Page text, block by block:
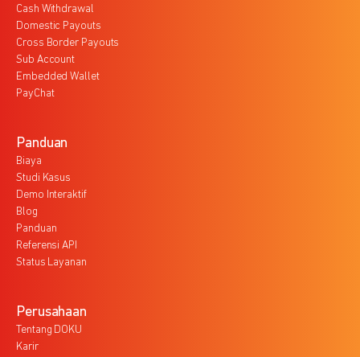
Cash Withdrawal
Domestic Payouts
Cross Border Payouts
Sub Account
Embedded Wallet
PayChat
Panduan
Biaya
Studi Kasus
Demo Interaktif
Blog
Panduan
Referensi API
Status Layanan
Perusahaan
Tentang DOKU
Karir